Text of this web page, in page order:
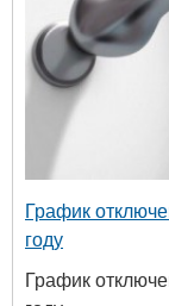
График
году
График